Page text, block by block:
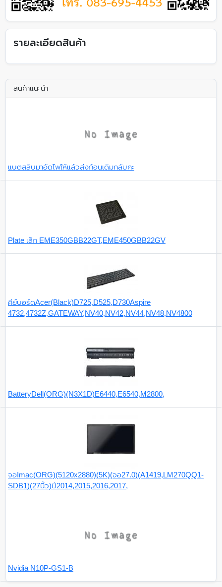
รายละเอียดสินค้า
สินค้าแนะนำ
แบตสลิบมาอัดไฟให้แล้วส่งก้อนเดิมกลับคะ
Plate เล็ก EME350GBB22GT,EME450GBB22GV
คีย์บอร์ดAcer(Black)D725,D525,D730Aspire
4732,4732Z,GATEWAY,NV40,NV42,NV44,NV48,NV4800
BatteryDell(ORG)(N3X1D)E6440,E6540,M2800,
จอImac(ORG)(5120x2880)(5K)(จอ27.0)(A1419,LM270QQ1-
SDB1)(27นิ้ว)ปี2014,2015,2016,2017,
Nvidia N10P-GS1-B